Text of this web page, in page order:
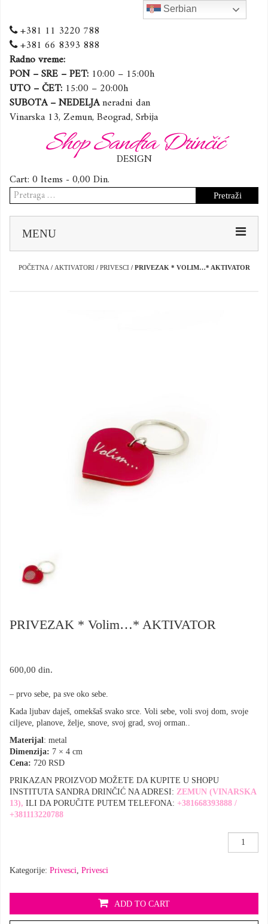
+381 11 3220 788
+381 66 8393 888
Radno vreme:
PON – SRE – PET: 10:00 – 15:00h
UTO – ČET: 15:00 – 20:00h
SUBOTA – NEDELJAneradni dan
Vinarska 13, Zemun, Beograd, Srbija
Shop Sandra Drinčić
DESIGN
Cart: 0 Items -0,00 Din.
Pretraga
za:
MENU
POČETNA / AKTIVATORI / PRIVESCI / PRIVEZAK * VOLIM…* AKTIVATOR
PRIVEZAK * Volim…* AKTIVATOR
600,00 din.
– prvo sebe, pa sve oko sebe.
Kada ljubav daješ, omekšaš svako srce. Voli sebe, voli svoj dom, svoje
ciljeve, planove, želje, snove, svoj grad, svoj orman..
Materijal : metal
Dimenzija: 7 × 4 cm
Cena: 720 RSD
PRIKAZAN PROIZVOD MOŽETE DA KUPITE U SHOPU
INSTITUTA SANDRA DRINČIĆ NA ADRESI: ZEMUN (VINARSKA
13), ILI DA PORUČITE PUTEM TELEFONA: +381668393888 /
+381113220788
količina
Kategorije: Privesci Privesci
ADD TO CART
Serbian